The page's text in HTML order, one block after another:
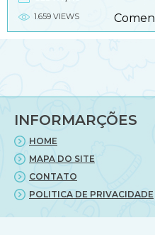
1.659 VIEWS
INFORMARÇÕES
HOME
MAPA DO SITE
CONTATO
POLITICA DE PRIVACIDADE